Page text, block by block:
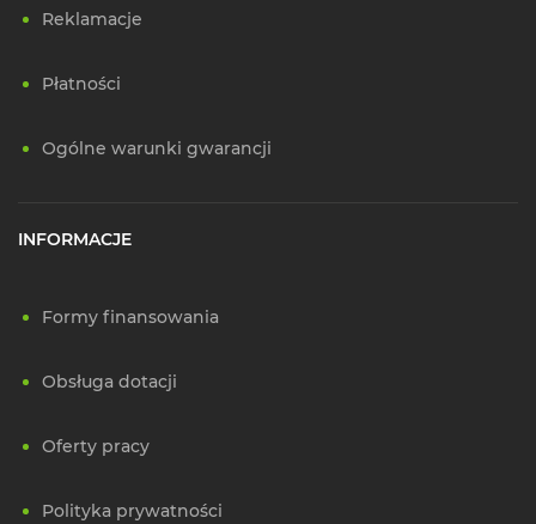
Reklamacje
Płatności
Ogólne warunki gwarancji
INFORMACJE
Formy finansowania
Obsługa dotacji
Oferty pracy
Polityka prywatności